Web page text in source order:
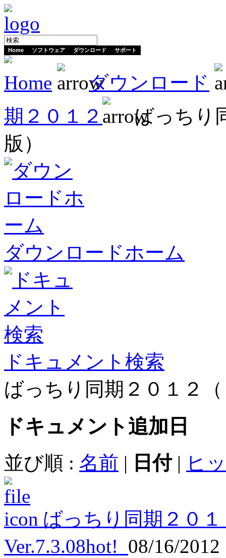
Home ソフトウェア ダウンロード サポート
Home
ダウンロード
期２０１２
ばっちり
版）
ダウンロードホーム
ドキュメント検索
ばっちり同期２０１２
ドキュメント 追加日
並び順 : 名前 | 日付 | ヒ
ばっちり同期２０
Ver.7.3.08hot! 08/16/2012